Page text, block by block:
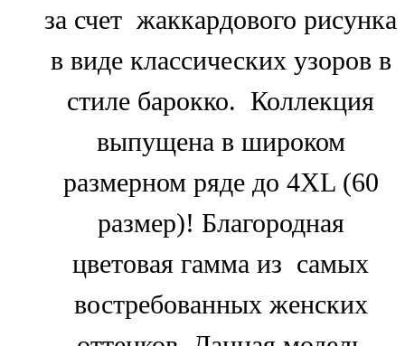
за счет жаккардового рисунка
в виде классических узоров в
стиле барокко. Коллекция
выпущена в широком
размерном ряде до 4XL (60
размер)! Благородная
цветовая гамма из самых
востребованных женских